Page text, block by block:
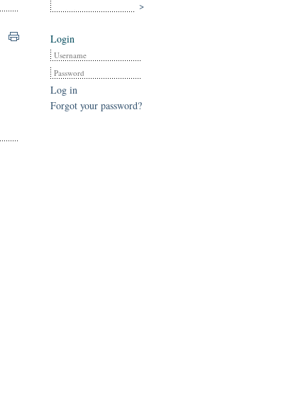
Login
Log in
Forgot your password?